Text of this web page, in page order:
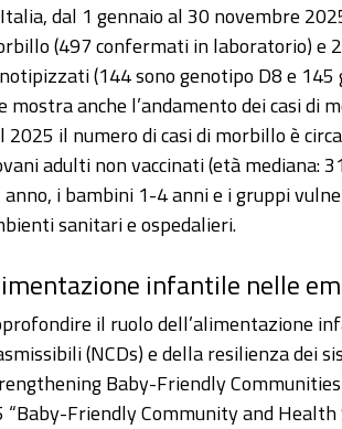
dal 1 gennaio al 30 novembre
(497 confermati in laboratorio) e
(144 sono genotipo D8 e 145
mostra anche l’andamento dei casi
2025 il numero di casi di morbillo è
adulti non vaccinati (età mediana:
anno, i bambini 1-4 anni e i gruppi
sanitari e ospedalieri.
infantile nelle
il ruolo dell’alimentazione
(NCDs) e della resilienza dei
Baby-Friendly
“Baby-Friendly Community and